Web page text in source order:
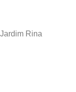
Rina